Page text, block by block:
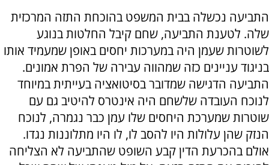
התביעה נכשלה בבית המשפט בהוכחת התזה המרכזית
שלה. לטענת התביעה, שחם קיבל החלטות בנוגע
לשוטרות שעמן היה במערכות יחסים באופן שמעמיד אותו
בניגוד עניינים כזה שמהווה עבירה של הפרת אמונים.
התביעה הדגישה שמדובר בסיטואציה בעייתית במיוחד
לנוכח העובדה שלשחם היה אינטרס להיטיב גם עם
שוטרות שמערכת היחסים שלו עמן כבר נגמרה, לנוכח
הנזק שהן עלולות היו להסב לו, לו היו מתלוננות נגדו.
אולם בהכרעת הדין קבע השופט שהתביעה לא הצליחה